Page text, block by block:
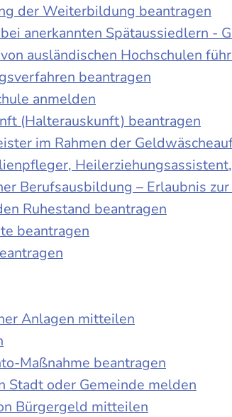
der Weiterbildung beantragen
anerkannten Spätaussiedlern -
ausländischen Hochschulen
beantragen
anmelden
(Halterauskunft) beantragen
im Rahmen der
Berufsausbildung – Erlaubnis
Ruhestand beantragen
beantragen
Anlagen mitteilen
Maßnahme beantragen
Stadt oder Gemeinde melden
Bürgergeld mitteilen